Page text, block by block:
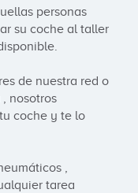
personas
su coche al taller
de nuestra red o
nosotros
coche y te lo
,
tarea